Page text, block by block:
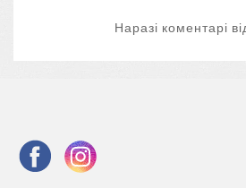
Наразі коментарі